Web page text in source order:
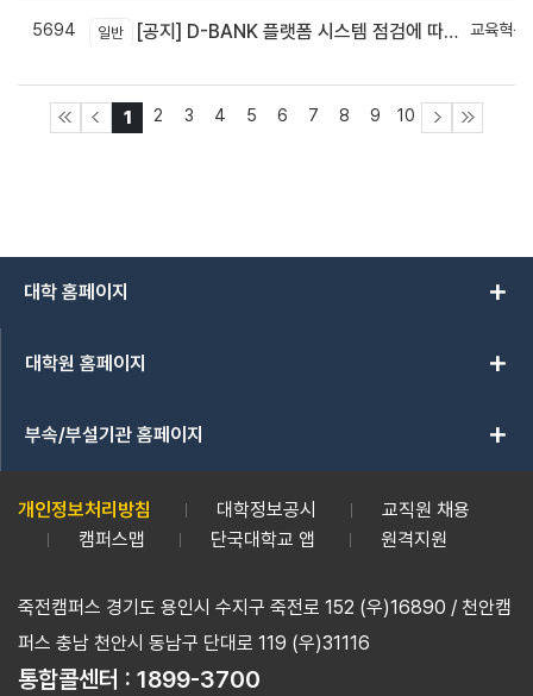
5694 일반 [공지] D-BANK 플랫폼 시스템 점검에 따른 서비스 일시 중단 안내
교육혁신
1 2 3 4 5 6 7 8 9 10
대학 홈페이지 add
대학원 홈페이지 add
부속/부설기관 홈페이지 add
개인정보처리방침 대학정보공시
교직원 채용
캠퍼스맵
단국대학교 앱 원격지원
죽전캠퍼스 경기도 용인시 수지구 죽전로 152 (우)16890 / 천안캠
퍼스 충남 천안시 동남구 단대로 119 (우)31116
통합콜센터 : 1899-3700